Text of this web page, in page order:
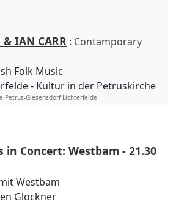
& IAN CARR : Contamporary
Folk Music
Kultur in der Petruskirche
Petrus-Giesensdorf Lichterfelde
in Concert: Westbam - 21.30
Westbam
Glockner